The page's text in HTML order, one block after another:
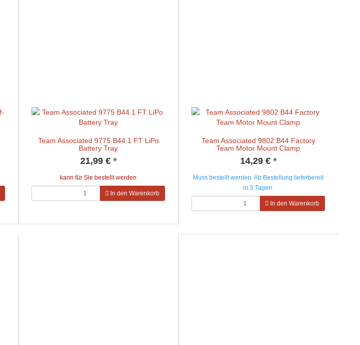
Team Associated 9775 B44.1 FT LiPo
Battery Tray
21,99 € *
kann für Sie bestellt werden
In den Warenkorb
Team Associated 9802 B44 Factory
Team Motor Mount Clamp
14,29 € *
Muss bestellt werden. Ab Bestellung lieferbereit
in 3 Tagen.
In den Warenkorb